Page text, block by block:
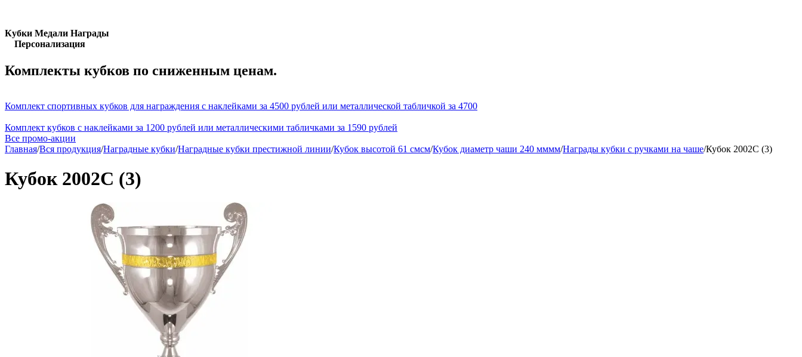
Кубки Медали Награды
Персонализация
Комплекты кубков по сниженным ценам.
Комплект спортивных кубков для награждения с наклейками за 4500 рублей или металлической табличкой за 4700
Комплект кубков с наклейками за 1200 рублей или металлическими табличками за 1590 рублей
Все промо-акции
Главная/Вся продукция/Наградные кубки/Наградные кубки престижной линии/Кубок высотой 61 смсм/Кубок диаметр чаши 240 мммм/Награды кубки с ручками на чаше/Кубок 2002C (3)
Кубок 2002C (3)